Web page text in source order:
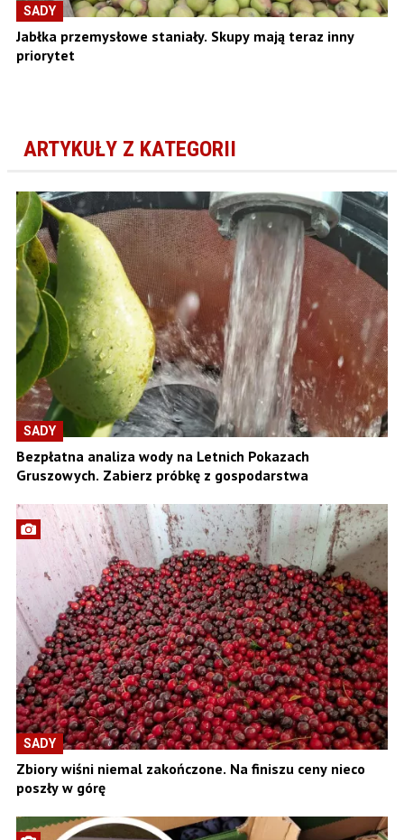
SADY
Jabłka przemysłowe staniały. Skupy mają teraz inny
priorytet
ARTYKUŁY Z KATEGORII
SADY
Bezpłatna analiza wody na Letnich Pokazach
Gruszowych. Zabierz próbkę z gospodarstwa
SADY
Zbiory wiśni niemal zakończone. Na finiszu ceny nieco
poszły w górę